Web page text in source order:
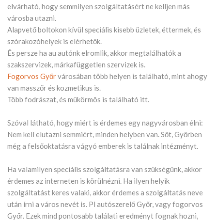
elvárható, hogy semmilyen szolgáltatásért ne kelljen más
városba utazni.
Alapvető boltokon kívül speciális kisebb üzletek, éttermek, és
szórakozóhelyek is elérhetők.
És persze ha au autónk elromlik, akkor megtalálhatók a
szakszervizek, márkafüggetlen szervizek is.
Fogorvos Győrvárosában több helyen is található, mint ahogy
van masszőr és kozmetikus is.
Több fodrászat, és műkörmös is található itt.
Szóval látható, hogy miért is érdemes egy nagyvárosban élni:
Nem kell elutazni semmiért, minden helyben van. Sőt, Győrben
még a felsőoktatásra vágyó emberek is találnak intézményt.
Ha valamilyen speciális szolgáltatásra van szükségünk, akkor
érdemes az interneten is körülnézni. Ha ilyen helyik
szolgáltatást keres valaki, akkor érdemes a szolgáltatás neve
után írni a város nevét is. Pl autószerelő Győr, vagy fogorvos
Győr. Ezek mind pontosabb találati eredményt fognak hozni,